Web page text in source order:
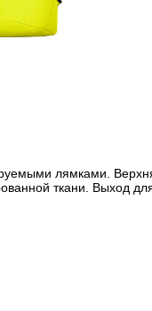
лямками.
ткани. Выход